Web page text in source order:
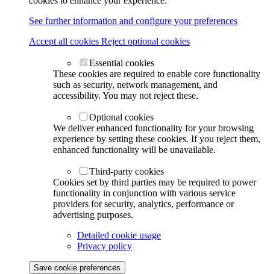
See further information and configure your preferences
Accept all cookies Reject optional cookies
Essential cookies
These cookies are required to enable core functionality
such as security, network management, and
accessibility. You may not reject these.
Optional cookies
We deliver enhanced functionality for your browsing
experience by setting these cookies. If you reject them,
enhanced functionality will be unavailable.
Third-party cookies
Cookies set by third parties may be required to power
functionality in conjunction with various service
providers for security, analytics, performance or
advertising purposes.
Detailed cookie usage
Privacy policy
Save cookie preferences